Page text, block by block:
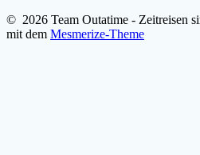
© 2026 Team Outatime - Zeitreisen
mit dem Mesmerize-Theme